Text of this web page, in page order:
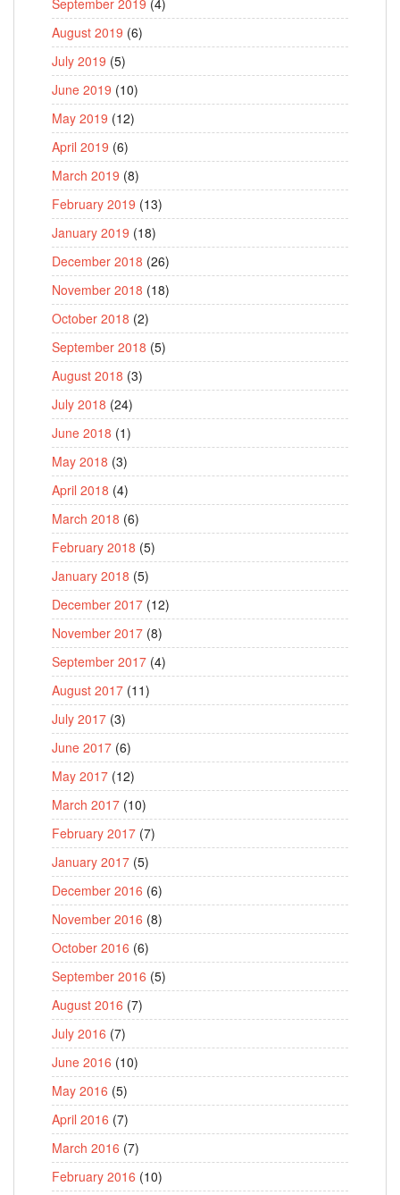
September 2019 (4)
August 2019 (6)
July 2019 (5)
June 2019 (10)
May 2019 (12)
April 2019 (6)
March 2019 (8)
February 2019 (13)
January 2019 (18)
December 2018 (26)
November 2018 (18)
October 2018 (2)
September 2018 (5)
August 2018 (3)
July 2018 (24)
June 2018 (1)
May 2018 (3)
April 2018 (4)
March 2018 (6)
February 2018 (5)
January 2018 (5)
December 2017 (12)
November 2017 (8)
September 2017 (4)
August 2017 (11)
July 2017 (3)
June 2017 (6)
May 2017 (12)
March 2017 (10)
February 2017 (7)
January 2017 (5)
December 2016 (6)
November 2016 (8)
October 2016 (6)
September 2016 (5)
August 2016 (7)
July 2016 (7)
June 2016 (10)
May 2016 (5)
April 2016 (7)
March 2016 (7)
February 2016 (10)